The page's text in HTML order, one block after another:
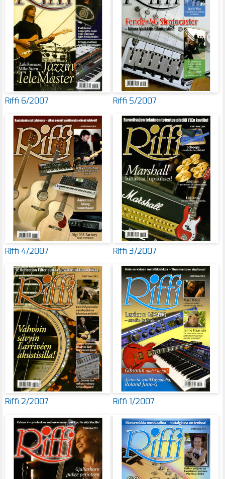
Riffi 6/2007 Riffi 5/2007
Riffi 4/2007 Riffi 3/2007
Riffi 2/2007 Riffi 1/2007